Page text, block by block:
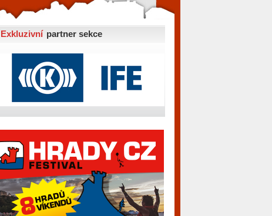
Exkluzivní partner sekce